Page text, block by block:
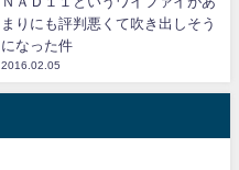
まりにも評判悪くて吹き出しそう
になった件
2016.02.05